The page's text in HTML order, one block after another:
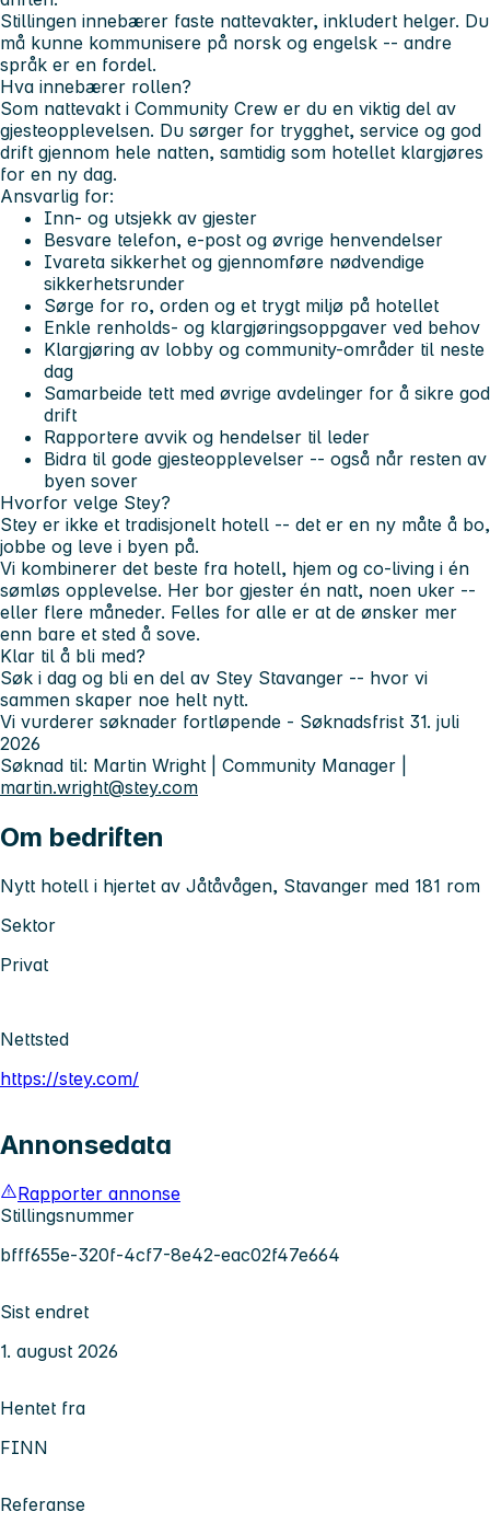
Stillingen innebærer faste nattevakter, inkludert helger. Du
må kunne kommunisere på norsk og engelsk -- andre
språk er en fordel.
Hva innebærer rollen?
Som nattevakt i Community Crew er du en viktig del av
gjesteopplevelsen. Du sørger for trygghet, service og god
drift gjennom hele natten, samtidig som hotellet klargjøres
for en ny dag.
Ansvarlig for:
Inn- og utsjekk av gjester
Besvare telefon, e-post og øvrige henvendelser
Ivareta sikkerhet og gjennomføre nødvendige
sikkerhetsrunder
Sørge for ro, orden og et trygt miljø på hotellet
Enkle renholds- og klargjøringsoppgaver ved behov
Klargjøring av lobby og community-områder til neste
dag
Samarbeide tett med øvrige avdelinger for å sikre god
drift
Rapportere avvik og hendelser til leder
Bidra til gode gjesteopplevelser -- også når resten av
byen sover
Hvorfor velge Stey?
Stey er ikke et tradisjonelt hotell -- det er en ny måte å bo,
jobbe og leve i byen på.
Vi kombinerer det beste fra hotell, hjem og co-living i én
sømløs opplevelse. Her bor gjester én natt, noen uker --
eller flere måneder. Felles for alle er at de ønsker mer
enn bare et sted å sove.
Klar til å bli med?
Søk i dag og bli en del av Stey Stavanger -- hvor vi
sammen skaper noe helt nytt.
Vi vurderer søknader fortløpende - Søknadsfrist 31. juli
2026
Søknad til: Martin Wright | Community Manager |
martin.wright@stey.com
Om bedriften
Nytt hotell i hjertet av Jåtåvågen, Stavanger med 181 rom
Sektor
Privat
Nettsted
https://stey.com/
Annonsedata
Rapporter annonse
Stillingsnummer
bfff655e-320f-4cf7-8e42-eac02f47e664
Sist endret
1. august 2026
Hentet fra
FINN
Referanse